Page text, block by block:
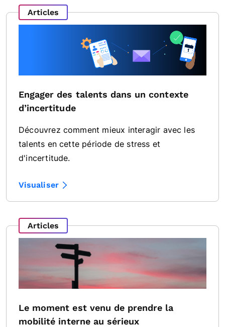
Articles
Engager des talents dans un contexte
d’incertitude
Découvrez comment mieux interagir avec les
talents en cette période de stress et
d'incertitude.
Visualiser
Articles
Le moment est venu de prendre la
mobilité interne au sérieux